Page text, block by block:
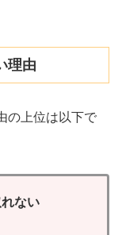
理由
の上位は以下で
れない